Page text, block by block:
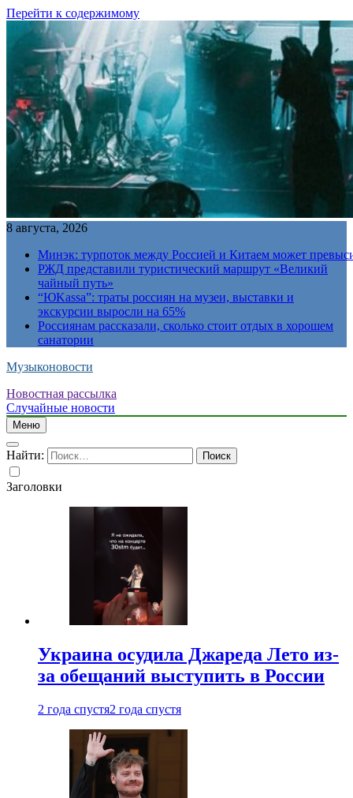
Перейти к содержимому
8 августа, 2026
Минэк: турпоток между Россией и Китаем может
РЖД представили туристический маршрут «Великий
чайный путь»
“ЮKassa”: траты россиян на музеи, выставки и
экскурсии выросли на 65%
Россиянам рассказали, сколько стоит отдых в хорошем
санатории
Музыконовости
Новостная рассылка
Случайные новости
Меню
Найти:
Заголовки
Украина осудила Джареда Лето из-
за обещаний выступить в России
2 года спустя2 года спустя